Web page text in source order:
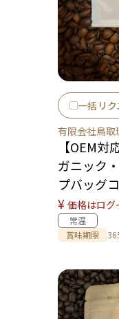
一括リ
有限会社鳥取
【OEM
ガニック
プバッグ
¥ 価格はログ
常温
賞味期限